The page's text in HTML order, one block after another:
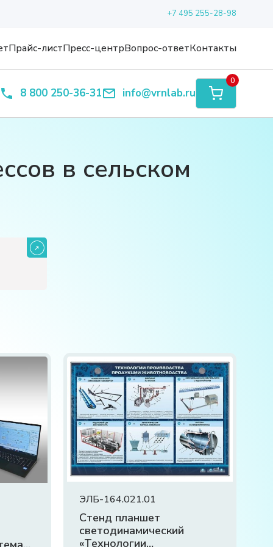
+7 495 255-28-98
Прайс-листПресс-центрВопрос-ответКонтакты
8 800 250-36-31 info@vrnlab.ru
0
в сельском
ЭЛБ-164.021.01
Стенд планшет
светодинамический
«Технологии